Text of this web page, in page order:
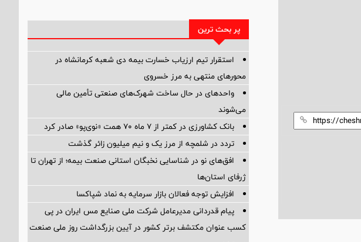
پر بحث ترین
استقرار تیم ارزیاب خسارت بیمه دی شعبه کرمانشاه در
محورهای منتهی به مرز خسروی
واحدهای در حال ساخت شهرک‌های صنعتی تأمین مالی
می‌شوند
بانک کشاورزی در کمتر از ۷ ماه ۷۰ همت «نوی‌پو» صادر کرد
تردد در شلمچه از مرز یک و نیم میلیون زائر گذشت
افق‌های نو در شناسایی نخبگان استانی صنعت بیمه؛ از تهران تا
ژرفای استان‌ها
افزایش توجه فعالان بازار سرمایه به نماد شپاکسا
پیام قدردانی مدیرعامل شرکت ملی صنایع مس ایران در پی
کسب عنوان مکتشف برتر کشور در آیین بزرگداشت روز ملی صنعت